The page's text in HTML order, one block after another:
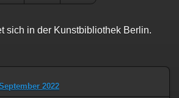
sich in der Kunstbibliothek Berlin.
2022